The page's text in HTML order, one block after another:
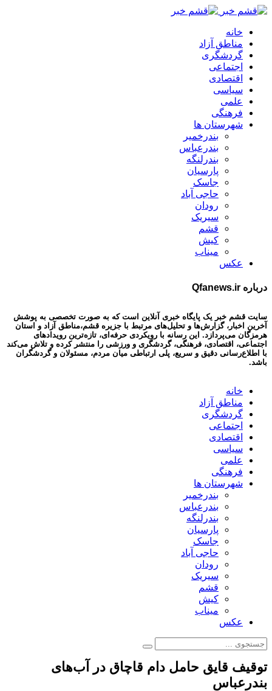
خانه
مناطق آزاد
گردشگری
اجتماعی
اقتصادی
سیاسی
علمی
فرهنگی
شهرستان ها
بندرخمیر
بندرعباس
بندرلنگه
پارسیان
جاسک
حاجی آباد
رودان
سیریک
قشم
کیش
میناب
عکس
درباره Qfanews.ir
سایت قشم خبر یک پایگاه خبری آنلاین است که به صورت تخصصی به پوشش
آخرین اخبار، گزارش‌ها و تحلیل‌های مرتبط با جزیره قشم،مناطق آزاد و استان
هرمزگان می‌پردازد. این رسانه با رویکردی حرفه‌ای، تازه‌ترین رویدادهای
اجتماعی، اقتصادی، فرهنگی، گردشگری و ورزشی را منتشر کرده و تلاش می‌کند
با اطلاع‌رسانی دقیق و سریع، پلی ارتباطی میان مردم، مسئولان و گردشگران
باشد.
خانه
مناطق آزاد
گردشگری
اجتماعی
اقتصادی
سیاسی
علمی
فرهنگی
شهرستان ها
بندرخمیر
بندرعباس
بندرلنگه
پارسیان
جاسک
حاجی آباد
رودان
سیریک
قشم
کیش
میناب
عکس
توقیف قایق حامل دام قاچاق در آب‌های
بندرعباس